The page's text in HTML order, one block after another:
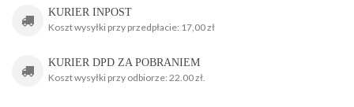
KURIER INPOST
Koszt wysyłki przy przedpłacie: 17,00 zł
KURIER DPD ZA POBRANIEM
Koszt wysyłki przy odbiorze: 22.00 zł.